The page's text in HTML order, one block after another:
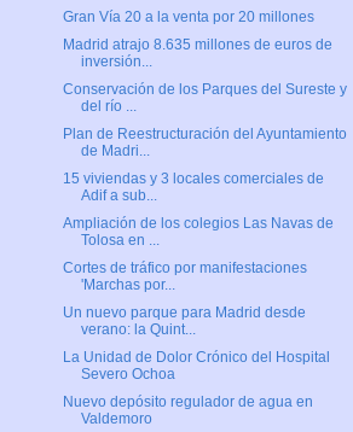
Gran Vía 20 a la venta por 20 millones
Madrid atrajo 8.635 millones de euros de
inversión...
Conservación de los Parques del Sureste y
del río ...
Plan de Reestructuración del Ayuntamiento
de Madri...
15 viviendas y 3 locales comerciales de
Adif a sub...
Ampliación de los colegios Las Navas de
Tolosa en ...
Cortes de tráfico por manifestaciones
'Marchas por...
Un nuevo parque para Madrid desde
verano: la Quint...
La Unidad de Dolor Crónico del Hospital
Severo Ochoa
Nuevo depósito regulador de agua en
Valdemoro